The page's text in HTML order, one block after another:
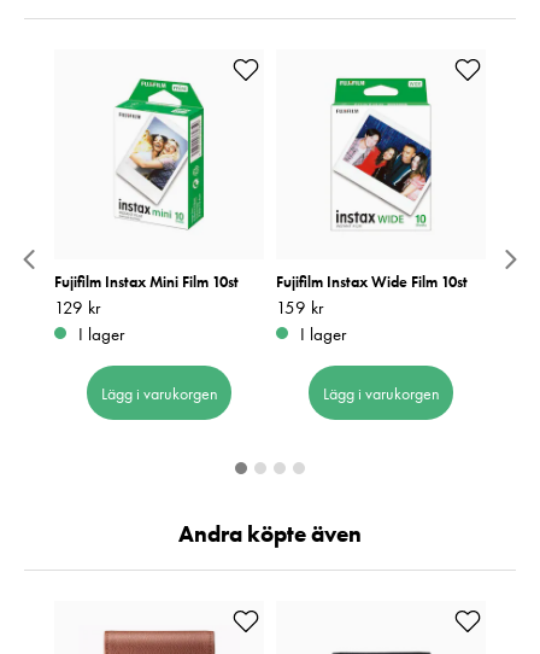
Fujifilm Instax Mini Film 10st
Pris: 129 kr
129 kr
I lager
Lägg i varukorgen
Fujifilm Instax Wide Film 10st
Pris: 159 kr
159 kr
I lager
Lägg i varukorgen
Andra köpte även